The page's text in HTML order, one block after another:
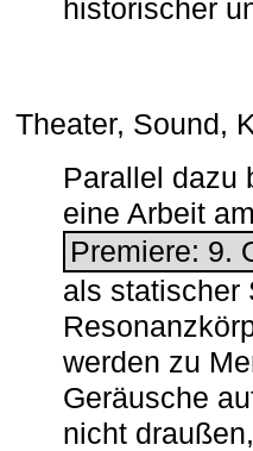
historischer
Theater, Sound,
Parallel dazu
eine Arbeit
Premiere: 9.
als statischer
werden zu
Geräusche
nicht